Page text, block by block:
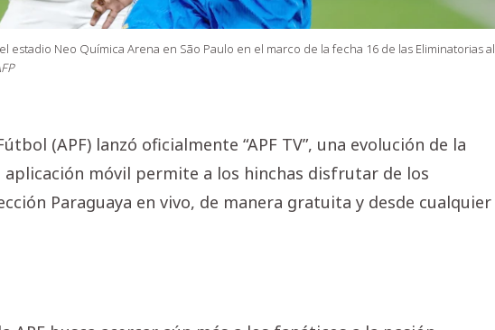
estadio Neo Química Arena en São Paulo en el marco de la fecha 16 de las Eliminatorias al
(APF) lanzó oficialmente “APF TV”, una evolución de la
aplicación móvil permite a los hinchas disfrutar de los
Paraguaya en vivo, de manera gratuita y desde cualquier